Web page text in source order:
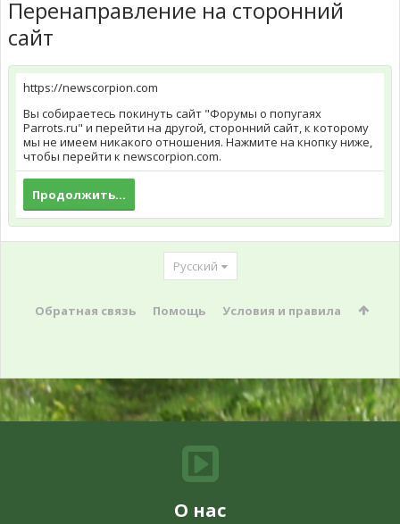
Перенаправление на сторонний
сайт
https://newscorpion.com
Вы собираетесь покинуть сайт "Форумы о попугаях
Parrots.ru" и перейти на другой, сторонний сайт, к которому
мы не имеем никакого отношения. Нажмите на кнопку ниже,
чтобы перейти к newscorpion.com.
Продолжить...
Русский
Обратная связь Помощь Условия и правила
О нас